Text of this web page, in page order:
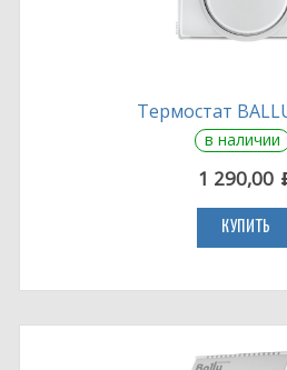
Термостат
в наличии
1 290,00
КУПИТЬ